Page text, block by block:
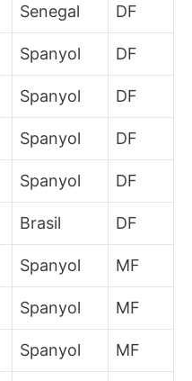
Senegal DF
Spanyol DF
Spanyol DF
Spanyol DF
Spanyol DF
Brasil DF
Spanyol MF
Spanyol MF
Spanyol MF